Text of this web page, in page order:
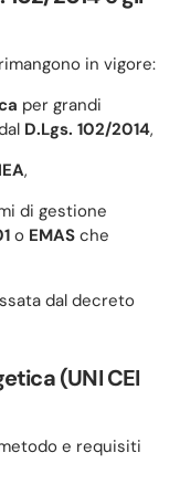
in vigore:
per grandi
D.Lgs. 102/2014,
,
di gestione
o EMAS che
dal decreto
(UNI CEI
e requisiti